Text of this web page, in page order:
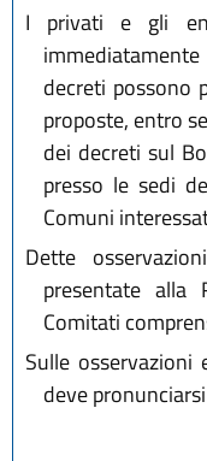
I privati e gli
decreti possono
proposte, entro
dei decreti sul
presso le sedi
Comuni
Dette
presentate
Comitati
Sulle osservazioni
deve